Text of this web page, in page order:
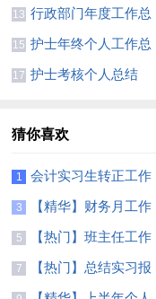
合15篇
13 行政部门年度工作总
结(13篇)
15 护士年终个人工作总
结【精】
17 护士考核个人总结
猜你喜欢
1
会计实习生转正工作
总结7篇
3
【精华】财务月工作
总结3篇
5
【热门】班主任工作
总结模板汇总7篇
7
【热门】总结实习报
告范文汇总七篇